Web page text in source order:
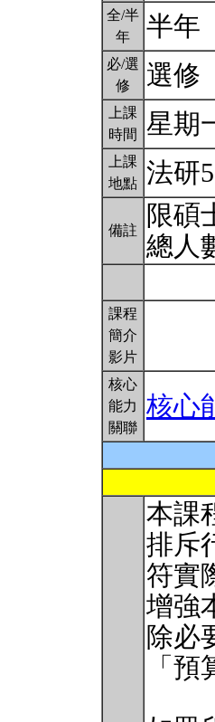
全/半
年
半年
必/選
修
選修
上課
時間
星期
上課
地點 法研5
備註
限碩
總人
課程
簡介
影片
核心
能力
關聯
核心
本課
排斥
符實
增強
除必
「